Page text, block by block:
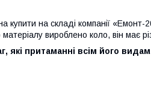
на складі компанії «Емонт-
вироблено коло, він має
які притаманні всім його